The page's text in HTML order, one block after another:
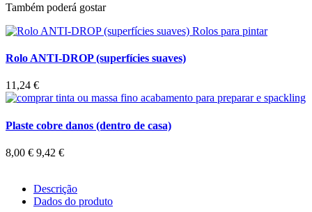
Também poderá gostar
Rolo ANTI-DROP (superfícies suaves)
11,24 €
Plaste cobre danos (dentro de casa)
8,00 € 9,42 €
Descrição
Dados do produto